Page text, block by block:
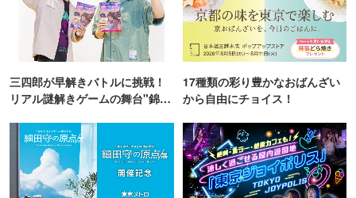
三四郎が早解きバトルに挑戦！
リアル謎解きゲームの舞台"錦糸
17種類の彩り豊かなおばんざい
から自由にチョイス！